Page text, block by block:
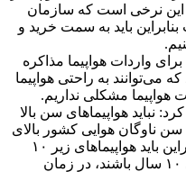
این نرخی است که سازمان
باید به سمت خرید و
واردات هواپیما مذاکره
به راحتی هواپیما
هواپیما مشکلی نداریم.
نباید هواپیماهای سن بالا
ناوگان هوایی کشور بالای
۲۰ سال است که مناسب نیست. بنابراین باید هواپیماهای زیر ۱۰
سال خریداری کرد و اگر با عمر بالای ۱۰ سال باشند، در زمان